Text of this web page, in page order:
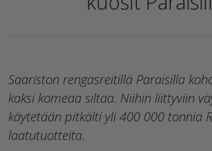
Saariston rengasreitillä Paraisilla
kaksi komeaa siltaa. Niihin liittyviin
käytetään pitkälti yli 400 000 tonnia
laatutuotteita.